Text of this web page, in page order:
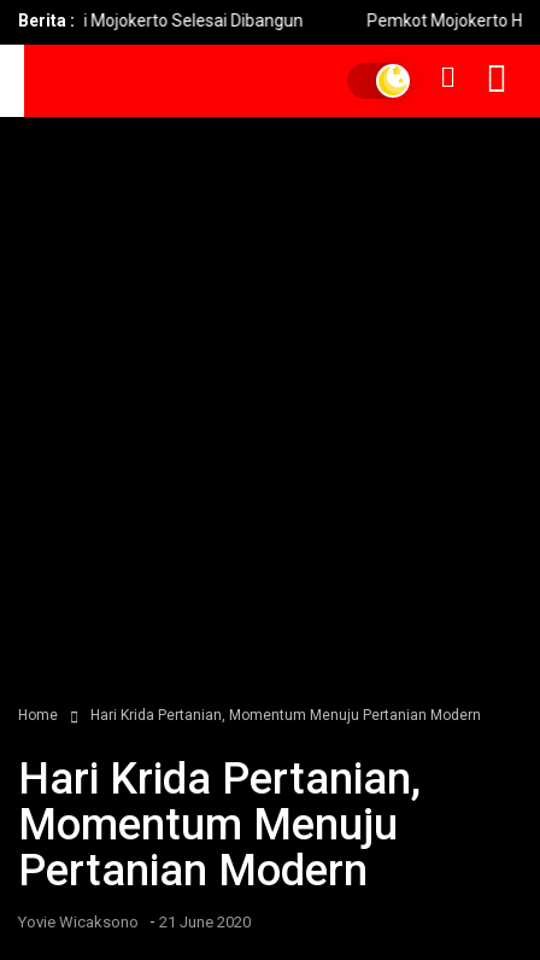
Berita :Mojokerto Selesai Dibangun Pemkot Mojokerto
Home Hari Krida Pertanian, Momentum Menuju Pertanian Modern
Hari Krida Pertanian,
Momentum Menuju
Pertanian Modern
Yovie Wicaksono - 21 June 2020